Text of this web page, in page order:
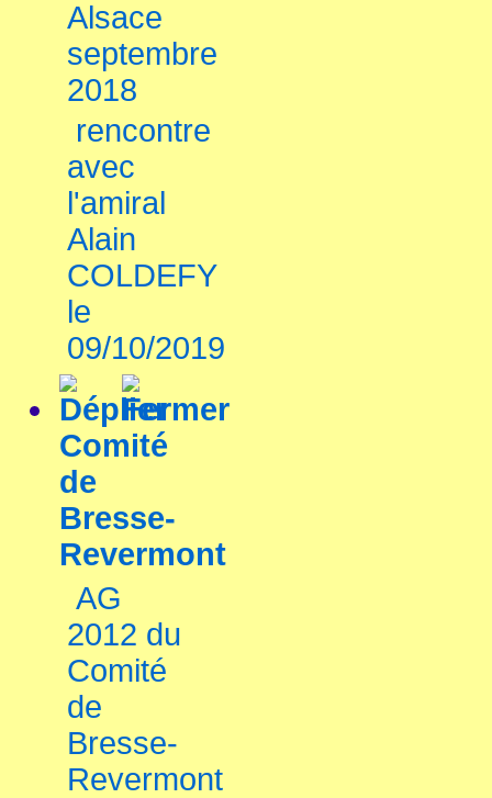
Alsace
septembre
2018
rencontre
avec
l'amiral
Alain
COLDEFY
le
09/10/2019
Comité
de
Bresse-
Revermont
AG
2012 du
Comité
de
Bresse-
Revermont